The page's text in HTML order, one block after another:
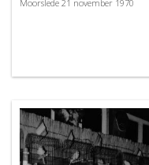
Moorslede 21 november 1970